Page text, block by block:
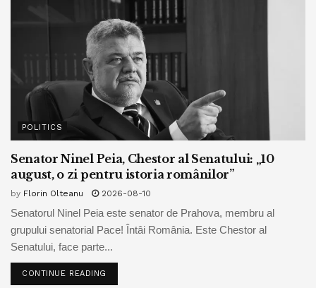
irlandezi, care au câștigat în premieră mai multe mandate
decât unioniștii pro-britanici, vor fi ispitiți oare să ceară și ei
un vot privind separarea de Marea Britanie?
Rezultatul acestui scrutin definește rolul viitor al Marii
Britanii în lume. Și marchează o transformare majoră a
politicii britanice, care va marca țara mulți ani de acum
înainte.
catalin serban cine câștigă cine pierde
scoția
www.bpnews.ro
POLITICS
Senator Ninel Peia, Chestor al Senatului: „10
august, o zi pentru istoria românilor”
by Florin Olteanu 2026-08-10
Senatorul Ninel Peia este senator de Prahova, membru al
grupului senatorial Pace! Întâi România. Este Chestor al
Senatului, face parte...
CONTINUE READING